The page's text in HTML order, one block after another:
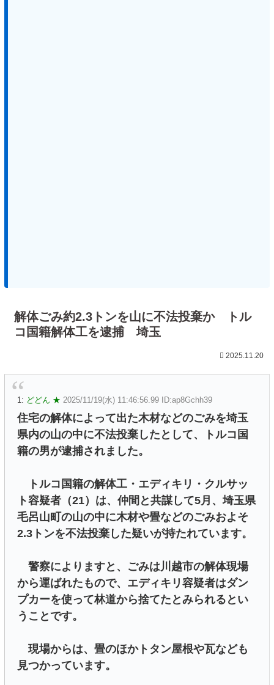
解体ごみ約2.3トンを山に不法投棄か トル
コ国籍解体工を逮捕 埼玉
2025.11.20
1: どどん ★ 2025/11/19(水) 11:46:56.99 ID:ap8Gchh39
住宅の解体によって出た木材などのごみを埼玉
県内の山の中に不法投棄したとして、トルコ国
籍の男が逮捕されました。
トルコ国籍の解体工・エディキリ・クルサッ
ト容疑者（21）は、仲間と共謀して5月、埼玉県
毛呂山町の山の中に木材や畳などのごみおよそ
2.3トンを不法投棄した疑いが持たれています。
警察によりますと、ごみは川越市の解体現場
から運ばれたもので、エディキリ容疑者はダン
プカーを使って林道から捨てたとみられるとい
うことです。
現場からは、畳のほかトタン屋根や瓦なども
見つかっています。